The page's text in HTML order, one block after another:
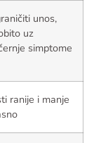
unos,
uz
simptome
ranije i manje